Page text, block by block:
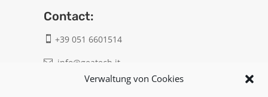
Verwaltung von Cookies
Contact:
 +39 051 6601514
 info@geatech.it